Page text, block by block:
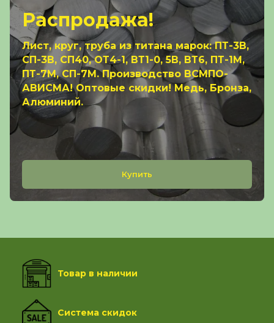
Распродажа!
Лист, круг, труба из титана марок: ПТ-3В,
СП-3В, СП40, ОТ4-1, ВТ1-0, 5В, ВТ6, ПТ-1М,
ПТ-7М, СП-7М. Производство ВСМПО-
АВИСМА! Оптовые скидки! Медь, Бронза,
Алюминий.
Купить
Товар в наличии
Система скидок